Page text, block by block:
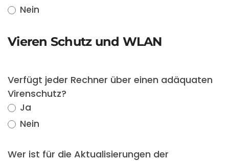
Nein
Vieren Schutz und WLAN
Verfügt jeder Rechner über einen adäquaten
Virenschutz?
Ja
Nein
Wer ist für die Aktualisierungen der